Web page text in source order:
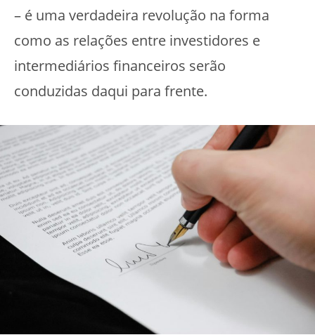
– é uma verdadeira revolução na forma
como as relações entre investidores e
intermediários financeiros serão
conduzidas daqui para frente.